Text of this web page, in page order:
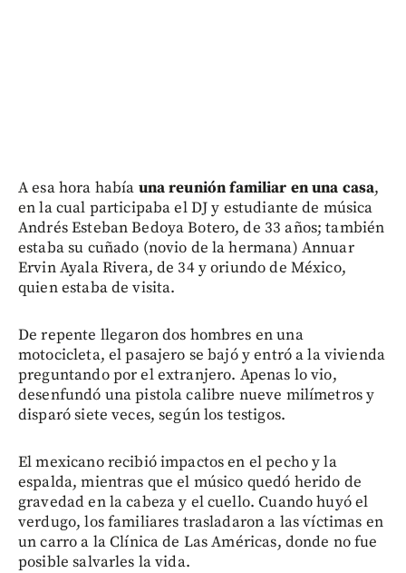
A esa hora había una reunión familiar en una casa,
en la cual participaba el DJ y estudiante de música
Andrés Esteban Bedoya Botero, de 33 años; también
estaba su cuñado (novio de la hermana) Annuar
Ervin Ayala Rivera, de 34 y oriundo de México,
quien estaba de visita.
De repente llegaron dos hombres en una
motocicleta, el pasajero se bajó y entró a la vivienda
preguntando por el extranjero. Apenas lo vio,
desenfundó una pistola calibre nueve milímetros y
disparó siete veces, según los testigos.
El mexicano recibió impactos en el pecho y la
espalda, mientras que el músico quedó herido de
gravedad en la cabeza y el cuello. Cuando huyó el
verdugo, los familiares trasladaron a las víctimas en
un carro a la Clínica de Las Américas, donde no fue
posible salvarles la vida.